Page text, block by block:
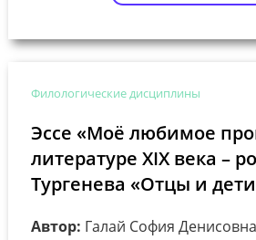
Филологические дисциплины
Эссе «Моё любимое
литературе XIX века –
Тургенева «Отцы и
Автор: Галай София